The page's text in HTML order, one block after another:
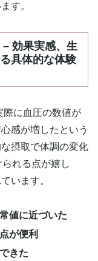
す。
効果実感、生
具体的な体験
際に血圧の数値が
感が増したという
摂取で体調の変化
れる点が嬉し
います。
値に近づいた
が便利
きた